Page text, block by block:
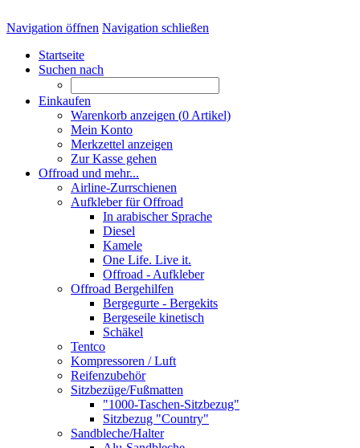
Navigation öffnen Navigation schließen
Startseite
Suchen nach
Einkaufen
Warenkorb anzeigen (0 Artikel)
Mein Konto
Merkzettel anzeigen
Zur Kasse gehen
Offroad und mehr...
Airline-Zurrschienen
Aufkleber für Offroad
In arabischer Sprache
Diesel
Kamele
One Life. Live it.
Offroad - Aufkleber
Offroad Bergehilfen
Bergegurte - Bergekits
Bergeseile kinetisch
Schäkel
Tentco
Kompressoren / Luft
Reifenzubehör
Sitzbezüge/Fußmatten
"1000-Taschen-Sitzbezug"
Sitzbezug "Country"
Sandbleche/Halter